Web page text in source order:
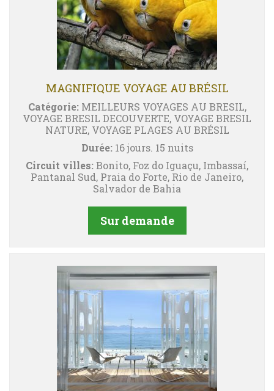
MAGNIFIQUE VOYAGE AU BRÉSIL
Catégorie:MEILLEURS VOYAGES AU BRESIL,
VOYAGE BRESIL DECOUVERTE, VOYAGE BRESIL
NATURE, VOYAGE PLAGES AU BRÉSIL
Durée:16 jours. 15 nuits
Circuit villes:Bonito, Foz do Iguaçu, Imbassaí,
Pantanal Sud, Praia do Forte, Rio de Janeiro,
Salvador de Bahia
Sur demande